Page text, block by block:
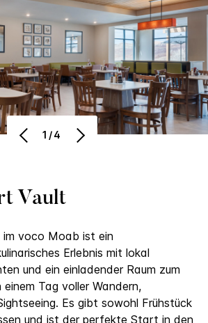
1/4
Vault
voco Moab ist ein
Erlebnis mit lokal
und ein einladender Raum zum
Tag voller Wandern,
Es gibt sowohl Frühstück
und ist der perfekte Start in den